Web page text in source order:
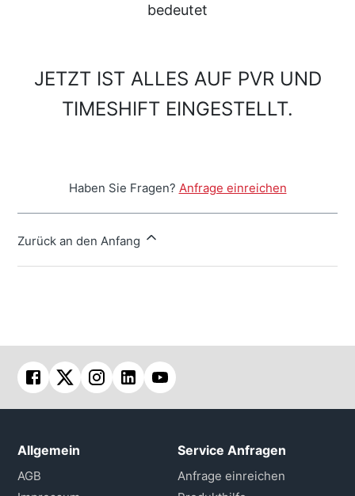
bedeutet
JETZT IST ALLES AUF PVR UND
TIMESHIFT EINGESTELLT.
Haben Sie Fragen? Anfrage einreichen
Zurück an den Anfang
Allgemein
AGB
Service Anfragen
Anfrage einreichen